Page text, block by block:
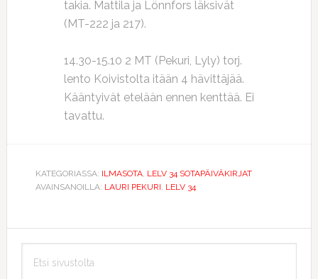
takia. Mattila ja Lönnfors läksivät
(MT-222 ja 217).
14.30-15.10 2 MT (Pekuri, Lyly) torj.
lento Koivistolta itään 4 hävittäjää.
Kääntyivät etelään ennen kenttää. Ei
tavattu.
KATEGORIASSA: ILMASOTA, LELV 34 SOTAPÄIVÄKIRJAT
AVAINSANOILLA: LAURI PEKURI, LELV 34
Ensisijainen
sivupalkki
sivustolta